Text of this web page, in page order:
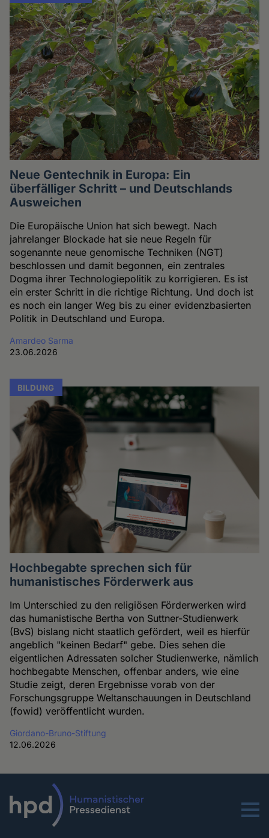
Neue Gentechnik in Europa: Ein
überfälliger Schritt – und Deutschlands
Ausweichen
Die Europäische Union hat sich bewegt. Nach
jahrelanger Blockade hat sie neue Regeln für
sogenannte neue genomische Techniken (NGT)
beschlossen und damit begonnen, ein zentrales
Dogma ihrer Technologiepolitik zu korrigieren. Es ist
ein erster Schritt in die richtige Richtung. Und doch ist
es noch ein langer Weg bis zu einer evidenzbasierten
Politik in Deutschland und Europa.
Amardeo Sarma
23.06.2026
BILDUNG
Hochbegabte sprechen sich für
humanistisches Förderwerk aus
Im Unterschied zu den religiösen Förderwerken wird
das humanistische Bertha von Suttner-Studienwerk
(BvS) bislang nicht staatlich gefördert, weil es hierfür
angeblich "keinen Bedarf" gebe. Dies sehen die
eigentlichen Adressaten solcher Studienwerke, nämlich
hochbegabte Menschen, offenbar anders, wie eine
Studie zeigt, deren Ergebnisse vorab von der
Forschungsgruppe Weltanschauungen in Deutschland
(fowid) veröffentlicht wurden.
Giordano-Bruno-Stiftung
12.06.2026
Menu